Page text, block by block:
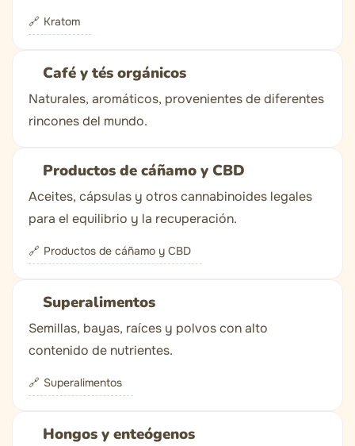
Kratom
Café y tés orgánicos
Naturales, aromáticos, provenientes de diferentes
rincones del mundo.
Productos de cáñamo y CBD
Aceites, cápsulas y otros cannabinoides legales
para el equilibrio y la recuperación.
Productos de cáñamo y CBD
Superalimentos
Semillas, bayas, raíces y polvos con alto
contenido de nutrientes.
Superalimentos
Hongos y enteógenos